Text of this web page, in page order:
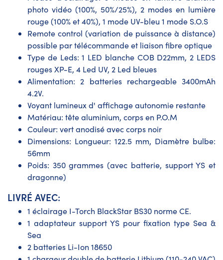
photo vidéo (100%, 50%/25%), 2 modes en lumière
rouge (100% et 40%), 1 mode UV-bleu 1 mode S.O.S
Remote control (variation de puissance à distance)
possible par télécommande et liaison fibre optique
Type de Leds: 1 LED blanche COB D22mm, 2 LEDS
rouges XP-E, 4 Led UV, 2 Led bleues
Alimentation: 2 batteries rechargeable 3400mAh
4.2V.
Voyant lumineux d' affichage autonomie restante
Matériau: tête aluminium, corps en P.O.M
Couleur: vert anodisé avec corps noir
Dimensions: Longueur: 122.5 mm, Diamètre bulbe:
56mm
Poids: 350 grammes (avec batterie, support YS et
dragonne)
LIVRÉ AVEC:
1 éclairage I-Torch BlackStar BS30 norme CE.
1 adaptateur support YS pour fixation type Sea &
Sea
2 batteries Li-Ion 18650